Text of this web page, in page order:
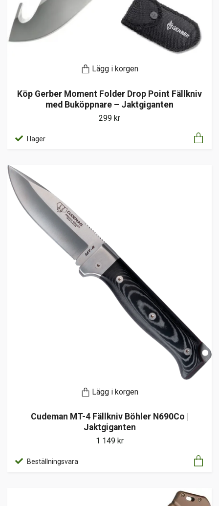
Lägg i korgen
Köp Gerber Moment Folder Drop Point Fällkniv
med Buköppnare – Jaktgiganten
299 kr
I lager
Lägg i korgen
Cudeman MT-4 Fällkniv Böhler N690Co |
Jaktgiganten
1 149 kr
Beställningsvara